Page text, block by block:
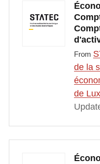
From
de la
de